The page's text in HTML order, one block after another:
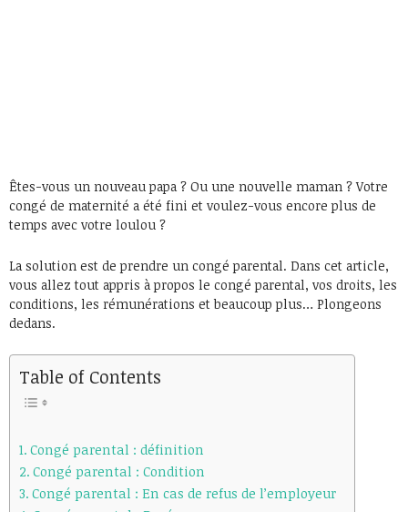
Êtes-vous un nouveau papa ? Ou une nouvelle maman ? Votre
congé de maternité a été fini et voulez-vous encore plus de
temps avec votre loulou ?
La solution est de prendre un congé parental. Dans cet article,
vous allez tout appris à propos le congé parental, vos droits, les
conditions, les rémunérations et beaucoup plus… Plongeons
dedans.
Table of Contents
Congé parental : définition
Congé parental : Condition
Congé parental : En cas de refus de l’employeur